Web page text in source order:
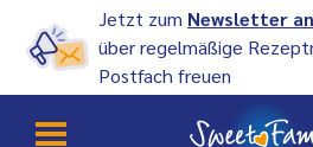
Jetzt zum Newsletter
über regelmäßige
Postfach freuen